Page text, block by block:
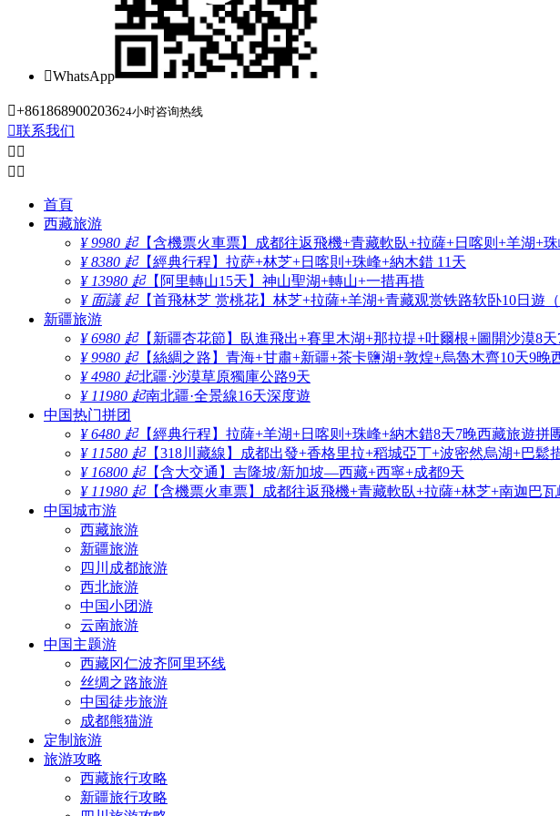
WhatsApp
+861868900203624小时咨询热线
联系我们
 
 
首頁
西藏旅游
¥ 9980 起【含機票火車票】成都往返飛機+青藏軟臥+拉薩+日喀则+羊湖+
¥ 8380 起【經典行程】拉萨+林芝+日喀則+珠峰+納木錯 11天
¥ 13980 起【阿里轉山15天】神山聖湖+轉山+一措再措
¥ 面議 起【首飛林芝 赏桃花】林芝+拉薩+羊湖+青藏观赏铁路软卧10日遊（
新疆旅游
¥ 6980 起【新疆杏花節】臥進飛出+賽里木湖+那拉提+吐爾根+圖開沙漠8天
¥ 9980 起【絲綢之路】青海+甘肅+新疆+茶卡鹽湖+敦煌+烏魯木齊10天9晚
¥ 4980 起北疆·沙漠草原獨庫公路9天
¥ 11980 起南北疆·全景線16天深度遊
中国热门拼团
¥ 6480 起【經典行程】拉薩+羊湖+日喀则+珠峰+納木錯8天7晚西藏旅遊拼
¥ 11580 起【318川藏線】成都出發+香格里拉+稻城亞丁+波密然烏湖+巴鬆
¥ 16800 起【含大交通】吉隆坡/新加坡—西藏+西寧+成都9天
¥ 11980 起【含機票火車票】成都往返飛機+青藏軟臥+拉薩+林芝+南迦巴
中国城市游
西藏旅游
新疆旅游
四川成都旅游
西北旅游
中国小团游
云南旅游
中国主题游
西藏冈仁波齐阿里环线
丝绸之路旅游
中国徒步旅游
成都熊猫游
定制旅游
旅游攻略
西藏旅行攻略
新疆旅行攻略